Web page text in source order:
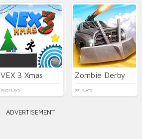
VEX 3 Xmas
3935 PLAYS
Zombie Derby
931 PLAYS
ADVERTISEMENT